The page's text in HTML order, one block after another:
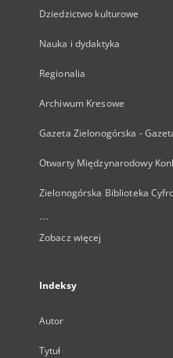
Dziedzictwo kulturowe
Nauka i dydaktyka
Regionalia
Archiwum Kresowe
Gazeta Zielonogórska -
Otwarty Międzynarodowy
Zielonogórska Biblioteka
...
Zobacz więcej
Indeksy
Autor
Tytuł